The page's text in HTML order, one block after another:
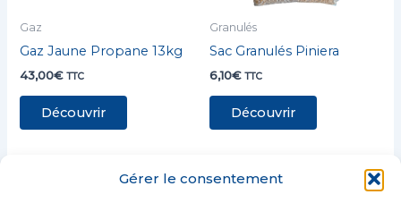
Gérer le consentement
Gaz
Gaz Jaune Propane 13kg
43,00€ TTC
Découvrir
Granulés
Sac Granulés Piniera
6,10€ TTC
Découvrir